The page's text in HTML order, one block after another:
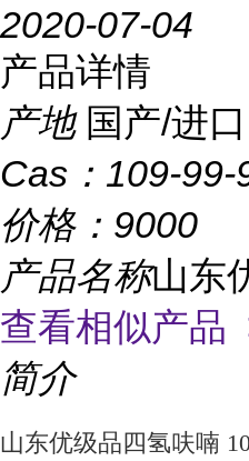
2020-07-04
产品详情
产地 国产/进口
Cas： 109-99-
价格： 9000
产品名称山东
查看相似产品
简介
山东优级品四氢呋喃